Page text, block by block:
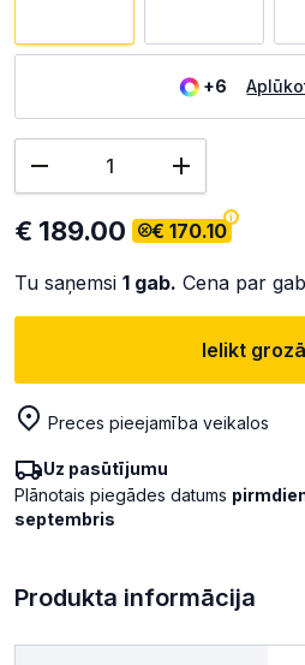
+6
€ 189.00 € 170.10
Tu saņemsi 1 gab. Cena par
Ielikt grozā
Preces pieejamība veikalos
Uz pasūtījumu
Plānotais piegādes datums
septembris
Produkta informācija